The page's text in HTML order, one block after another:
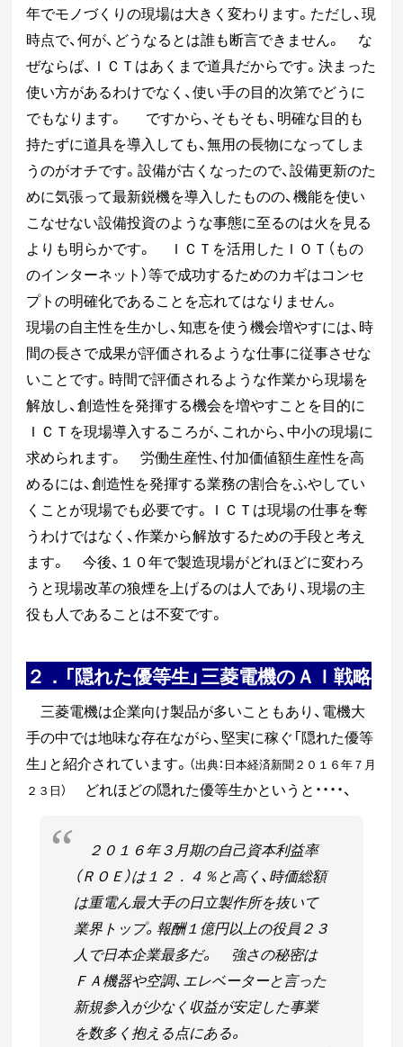
年でモノづくりの現場は大きく変わり ます。 ただし、現
時点で、何が、どうなるとは誰も断言できません。
な
ぜならば、ＩＣＴはあくまで道具だからです。決まった
使い方があるわけでなく、使い手の目的次第でどうに
でもなります。
ですから、そもそも、明確な目的も
持たずに道具を導入しても、無用の長物になってしま
うのがオチです。設備が古くなったので、設備更新のた
めに気張って最新鋭機を導入したものの、機能を使い
こなせない設備投資のような事態に至るのは火を見る
よりも明らかです。
ＩＣＴを活用したＩＯＴ（もの
のインターネット）等で成功するためのカギはコンセ
プトの明確化であること を忘れてはなりません。
現場の自主性を生かし、知恵を使う機会増やすには、時
間の長さで成果が評価されるような仕事に従事させな
いことです。時間で評価されるような作業から現場を
解放し、創造性を発揮する機会を増やすことを目的に
ＩＣＴを現場導入するころが、これから、中小の現場に
求められます。
労働生産性、付加価値額生産性を高
めるには、創造性を発揮する業務の割合をふやしてい
くことが現場でも必要です。 ＩＣＴは現場の仕事を奪
うわけではなく、作業から解放するための手段と考え
ます。
今後、１０年で製造現場がどれほどに変わろ
うと現場改革の狼煙を上げるのは人であり、現場の主
役も人であることは不変です。
２．「隠れた優等生」三菱電機のＡＩ戦略
三菱電機は企業向け製品が多いこともあり、電機大
手の中では地味な存在ながら、堅実に稼ぐ「隠れた優等
生」と紹介されています。 （出典：日本経済新聞２０１６年７月
２３日）
どれほどの隠れた優等生かというと・・・・、
２０１６年３月期の自己資本利益率
（ＲＯＥ）は１２．４％と高く、時価総額
は重電ん最大手の日立製作所を抜いて
業界トップ。 報酬１億円以上の役員２３
人で日本企業最多だ。
強さの秘密は
ＦＡ機器や空調、エレベーターと言った
新規参入が少なく収益が安定した事業
を数多く抱える点にある。